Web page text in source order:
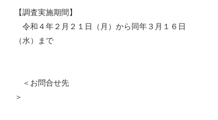
【調査実施期間】
令和４年２月２１日（月）から同年３月１６日
（水）まで
＜お問合せ先
＞